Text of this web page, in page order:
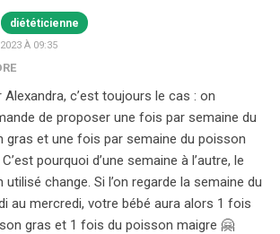
diététicienne
À 09:35
Alexandra, c’est toujours le cas : on
de proposer une fois par semaine du
gras et une fois par semaine du poisson
pourquoi d’une semaine à l’autre, le
utilisé change. Si l’on regarde la semaine du
au mercredi, votre bébé aura alors 1 fois
gras et 1 fois du poisson maigre 🤗